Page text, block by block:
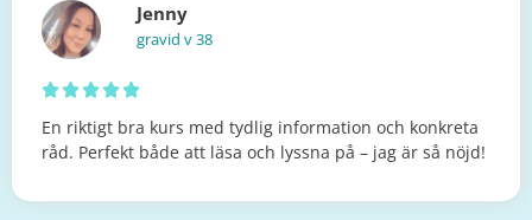
Jenny
gravid v 38

En riktigt bra kurs med tydlig information och konkreta
råd. Perfekt både att läsa och lyssna på – jag är så nöjd!